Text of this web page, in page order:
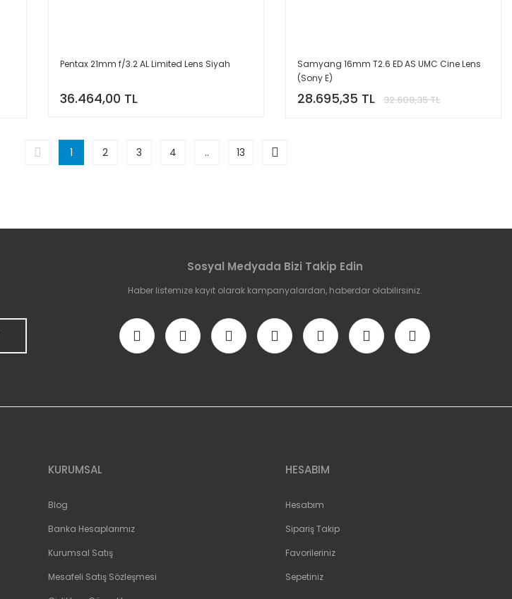
Pentax 21mm f/3.2 AL Limited Lens Siyah
36.464,00 TL
Samyang 16mm T2.6 ED AS UMC Cine Lens
(Sony E)
28.695,35 TL 32.608,35 TL
1 2 3 4 .. 13
Sosyal Medyada Bizi Takip Edin
Haber listemize kayıt olarak kampanyalardan, haberdar olabilirsiniz.
KURUMSAL
Blog
Banka Hesaplarımız
Kurumsal Satış
Mesafeli Satış Sözleşmesi
HESABIM
Hesabım
Sipariş Takip
Favorileriniz
Sepetiniz